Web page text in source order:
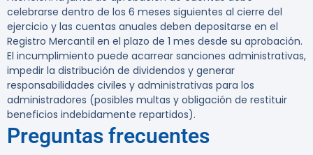
celebrarse dentro de los 6 meses siguientes al cierre del
ejercicio y las cuentas anuales deben depositarse en el
Registro Mercantil en el plazo de 1 mes desde su aprobación.
El incumplimiento puede acarrear sanciones administrativas,
impedir la distribución de dividendos y generar
responsabilidades civiles y administrativas para los
administradores (posibles multas y obligación de restituir
beneficios indebidamente repartidos).
Preguntas frecuentes